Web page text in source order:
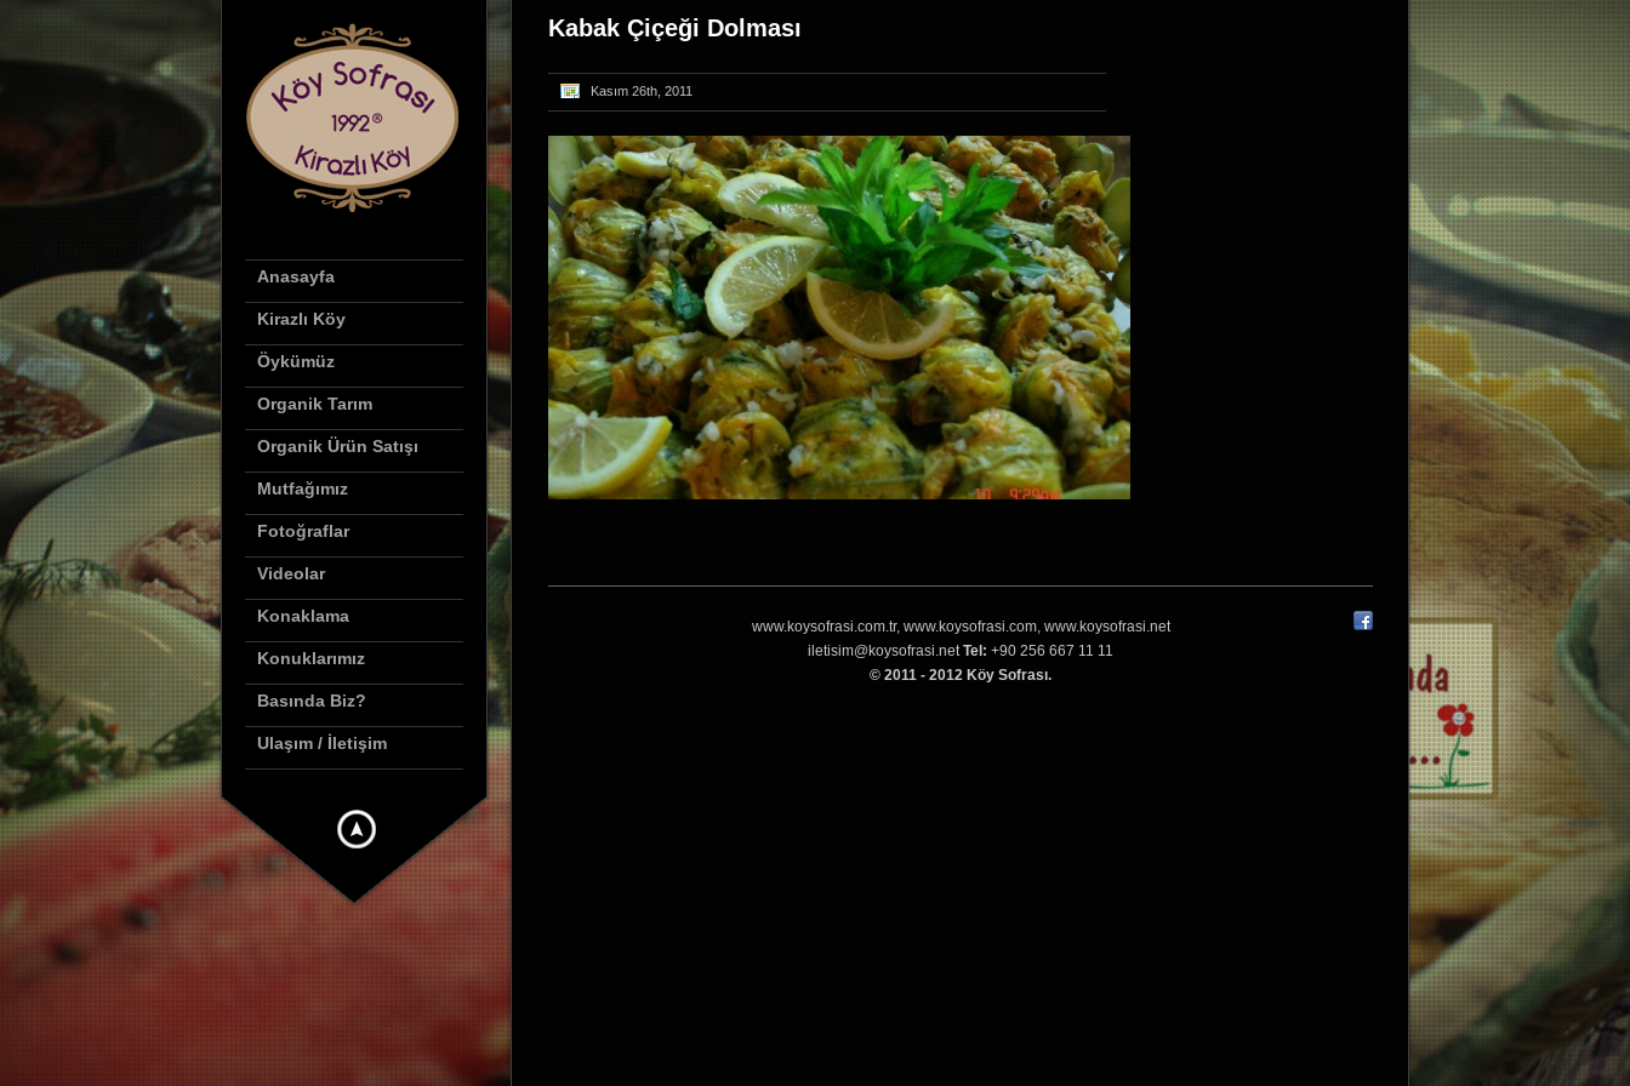
Anasayfa
Kirazlı Köy
Öykümüz
Organik Tarım
Organik Ürün Satışı
Mutfağımız
Fotoğraflar
Videolar
Konaklama
Konuklarımız
Basında Biz?
Ulaşım / İletişim
Kabak Çiçeği Dolması
Kasım 26th, 2011
www.koysofrasi.com.tr, www.koysofrasi.com, www.koysofrasi.net
iletisim@koysofrasi.netTel: +90 256 667 11 11
© 2011 - 2012 Köy Sofrası.